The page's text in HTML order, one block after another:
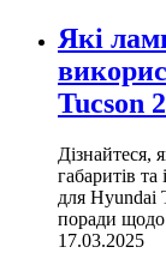
Які
Tucson
Дізнайтеся,
габаритів
для Hyundai
поради щодо
17.03.2025